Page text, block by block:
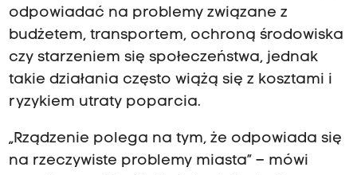
odpowiadać na problemy związane z
budżetem, transportem, ochroną środowiska
czy starzeniem się społeczeństwa, jednak
takie działania często wiążą się z kosztami i
ryzykiem utraty poparcia.
„Rządzenie polega na tym, że odpowiada się
na rzeczywiste problemy miasta” – mówi